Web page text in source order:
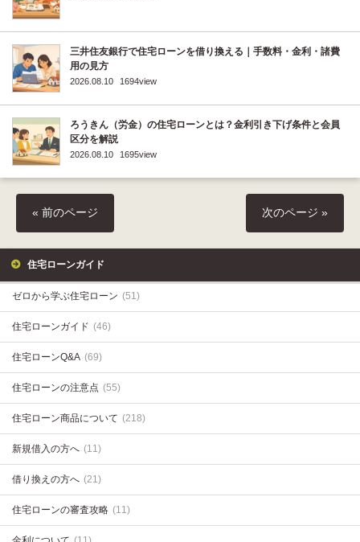
三井住友銀行で住宅ローンを借り換える｜手数料・金利・諸費
用の見方
2026.08.10 1694view
ろうきん（労金）の住宅ローンとは？金利引き下げ条件と会員
区分を解説
2026.08.10 1695view
« 前のページ 次のページ »
住宅ローンガイド
ゼロから学ぶ住宅ローン (51)
住宅ローンガイド (46)
住宅ローンQ&A (69)
住宅ローンの注意点 (55)
住宅ローン商品について (218)
新規借入の方へ (11)
借り換えの方へ (21)
住宅ローンの審査攻略 (11)